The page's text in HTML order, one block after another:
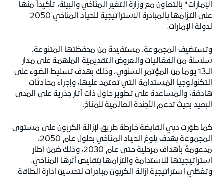
الإمارات" بالتعاون مع وزارة التغير المناخي والبيئة، تأكيداً منها
على التزامها بالمبادرة الاستراتيجية للحياد المناخي 2050
لدولة الإمارات.
وتستضيف المجموعة، مستفيدةً من محفظتها المتنوعة،
سلسلةً من الفعّاليات والعروض التقديميّة الملهِمة على مدار
الــ13 يوماً من المؤتمر السنوي، وذلك بهدف تسليط الضوء على
التكنولوجيا المُستدامة التي تعتمد عليها، وإجراء محادثات
هادفة، والمساعدة على تطوير حلول ذات آثار جذرية على المدى
البعيد بحيث تدعم الأجندة العالمية للمناخ.
كما طوّرت دبي القابضة خارطة طريق لإزالة الكربون على مستوى
المجموعة بهدف بلوغ الحياد المناخي بحلول عام 2050،
مدعومةً بأهداف مرحلية حتى عام 2030، وذلك ضمن إطار
استراتيجيتها للاستدامة والتزامها بتقليص أثرها المناخي.
وتغطّي استراتيجية إزالة الكربون مبادرات لتحسين إدارة الطاقة